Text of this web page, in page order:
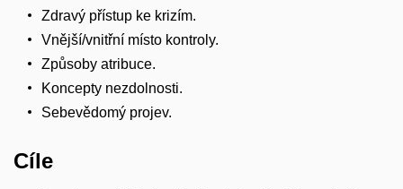
Zdravý přístup ke krizím.
Vnější/vnitřní místo kontroly.
Způsoby atribuce.
Koncepty nezdolnosti.
Sebevědomý projev.
Cíle